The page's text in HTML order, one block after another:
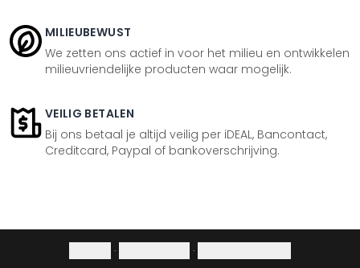
MILIEUBEWUST
We zetten ons actief in voor het milieu en ontwikkelen
milieuvriendelijke producten waar mogelijk.
VEILIG BETALEN
Bij ons betaal je altijd veilig per iDEAL, Bancontact,
Creditcard, Paypal of bankoverschrijving.
· ·